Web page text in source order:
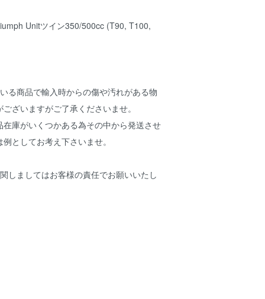
Unitツイン350/500cc (T90, T100,
る商品で輸入時からの傷や汚れがある物
ざいますがご了承くださいませ。
在庫がいくつかある為その中から発送させ
としてお考え下さいませ。
しましてはお客様の責任でお願いいたし